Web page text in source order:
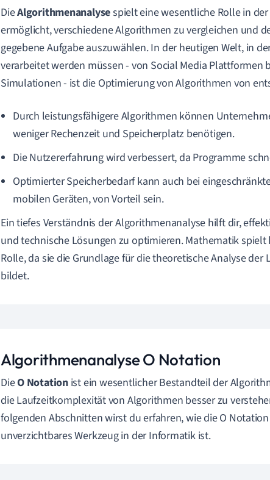
DieAlgorithmenanalysespielt eine wesentliche Rolle in
ermöglicht, verschiedene Algorithmen zu vergleichen und
gegebene Aufgabe auszuwählen. In der heutigen Welt, in
verarbeitet werden müssen - von Social Media Plattformen
Simulationen - ist die Optimierung von Algorithmen von
Durch leistungsfähigere Algorithmen können
weniger Rechenzeit und Speicherplatz benötigen.
Die Nutzererfahrung wird verbessert, da Programme
Optimierter Speicherbedarf kann auch bei
mobilen Geräten, von Vorteil sein.
Ein tiefes Verständnis der Algorithmenanalyse hilft dir,
und technische Lösungen zu optimieren. Mathematik
Rolle, da sie die Grundlage für die theoretische Analyse
bildet.
Algorithmenanalyse O Notation
DieO Notationist ein wesentlicher Bestandteil der
die Laufzeitkomplexität von Algorithmen besser zu
folgenden Abschnitten wirst du erfahren, wie die O
unverzichtbares Werkzeug in der Informatik ist.